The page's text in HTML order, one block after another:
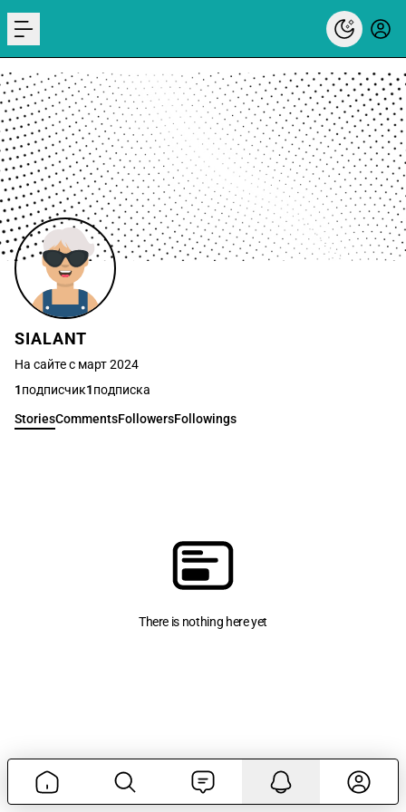
menu
SIALANT
На сайте с март 2024
1подписчик1подписка
StoriesCommentsFollowersFollowings
There is nothing here yet